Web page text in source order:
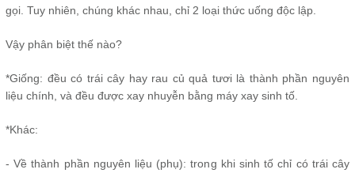
gọi. Tuy nhiên, chúng khác nhau, chỉ 2 loại thức uống độc lập.
Vậy phân biệt thế nào?
*Giống: đều có trái cây hay rau củ quả tươi là thành phần nguyên
liệu chính, và đều được xay nhuyễn bằng máy xay sinh tố.
*Khác:
- Về thành phần nguyên liệu (phụ): trong khi sinh tố chỉ có trái cây